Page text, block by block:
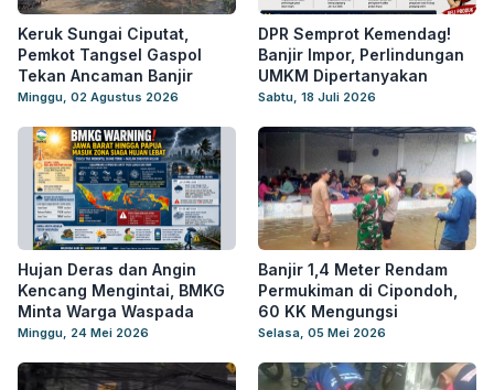
Keruk Sungai Ciputat,
Pemkot Tangsel Gaspol
Tekan Ancaman Banjir
Minggu, 02 Agustus 2026
DPR Semprot Kemendag!
Banjir Impor, Perlindungan
UMKM Dipertanyakan
Sabtu, 18 Juli 2026
Hujan Deras dan Angin
Kencang Mengintai, BMKG
Minta Warga Waspada
Minggu, 24 Mei 2026
Banjir 1,4 Meter Rendam
Permukiman di Cipondoh,
60 KK Mengungsi
Selasa, 05 Mei 2026